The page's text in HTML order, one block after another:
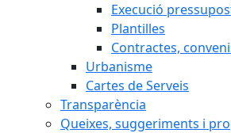
Execució
Plantilles
Contractes,
Urbanisme
Cartes de Serveis
Transparència
Queixes, suggeriments i